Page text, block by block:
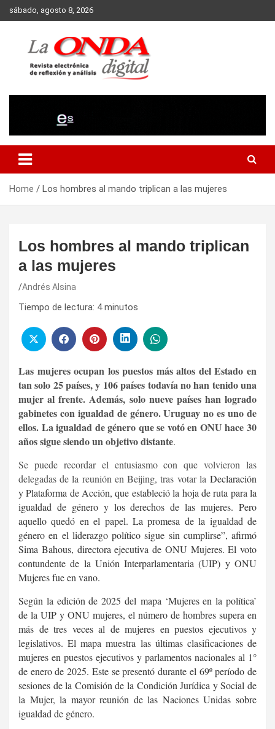
Skip
to
sábado, agosto 8, 2026
Home Los hombres al mando triplican a las mujeres
Los hombres al mando triplican
a las mujeres
Andrés Alsina
Tiempo de lectura: 4 minutos
Las mujeres ocupan los puestos más altos del Estado en
tan solo 25 países, y 106 países todavía no han tenido una
mujer al frente. Además, solo nueve países han logrado
gabinetes con igualdad de género. Uruguay no es uno de
ellos. La igualdad de género que se votó en ONU hace 30
años sigue siendo un objetivo distante.
Se puede recordar el entusiasmo con que volvieron las
delegadas de la reunión en Beijing, tras votar la Declaración
y Plataforma de Acción, que estableció la hoja de ruta para la
igualdad de género y los derechos de las mujeres. Pero
aquello quedó en el papel. La promesa de la igualdad de
género en el liderazgo político sigue sin cumplirse”, afirmó
Sima Bahous, directora ejecutiva de ONU Mujeres. El voto
contundente de la Unión Interparlamentaria (UIP) y ONU
Mujeres fue en vano.
Según la edición de 2025 del mapa ‘Mujeres en la política’
de la UIP y ONU mujeres, el número de hombres supera en
más de tres veces al de mujeres en puestos ejecutivos y
legislativos. El mapa muestra las últimas clasificaciones de
mujeres en puestos ejecutivos y parlamentos nacionales al 1°
de enero de 2025. Este se presentó durante el 69º período de
sesiones de la Comisión de la Condición Jurídica y Social de
la Mujer, la mayor reunión de las Naciones Unidas sobre
igualdad de género.